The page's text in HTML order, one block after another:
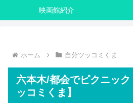
映画館紹介
ホーム 自分ツッコミくま
六本木/都会でピクニッ
ッコミくま】